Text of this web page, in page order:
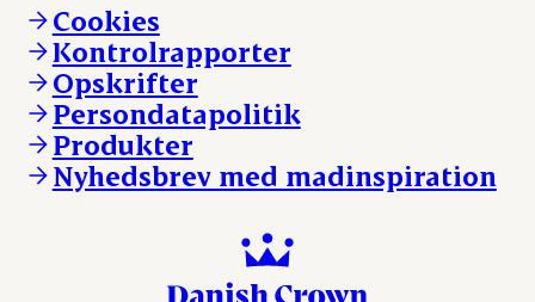
Vores resultater
Vores lokationer
Kontakt
Andelsejere - kreatur
Danishcrownprofessional.com
DAT-Schaub.com
ESS-FOOD.com
Fonden Dansk Gastronomi
KLS.se
nordicspoor.com
Scanhide.dk
Cookies
Kontrolrapporter
Opskrifter
Persondatapolitik
Produkter
Nyhedsbrev med madinspiration